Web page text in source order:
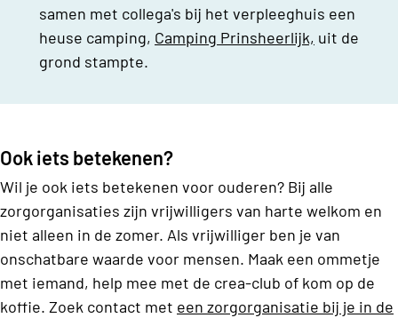
samen met collega's bij het verpleeghuis een
heuse camping, Camping Prinsheerlijk, uit de
grond stampte.
Ook iets betekenen?
Wil je ook iets betekenen voor ouderen? Bij alle
zorgorganisaties zijn vrijwilligers van harte welkom en
niet alleen in de zomer. Als vrijwilliger ben je van
onschatbare waarde voor mensen. Maak een ommetje
met iemand, help mee met de crea-club of kom op de
koffie. Zoek contact met een zorgorganisatie bij je in de